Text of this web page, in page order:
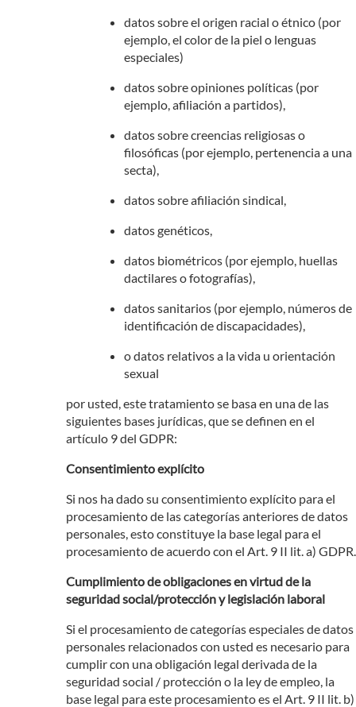
datos sobre el origen racial o étnico (por
ejemplo, el color de la piel o lenguas
especiales)
datos sobre opiniones políticas (por
ejemplo, afiliación a partidos),
datos sobre creencias religiosas o
filosóficas (por ejemplo, pertenencia a una
secta),
datos sobre afiliación sindical,
datos genéticos,
datos biométricos (por ejemplo, huellas
dactilares o fotografías),
datos sanitarios (por ejemplo, números de
identificación de discapacidades),
o datos relativos a la vida u orientación
sexual
por usted, este tratamiento se basa en una de las
siguientes bases jurídicas, que se definen en el
artículo 9 del GDPR:
Consentimiento explícito
Si nos ha dado su consentimiento explícito para el
procesamiento de las categorías anteriores de datos
personales, esto constituye la base legal para el
procesamiento de acuerdo con el Art. 9 II lit. a) GDPR.
Cumplimiento de obligaciones en virtud de la
seguridad social/protección y legislación laboral
Si el procesamiento de categorías especiales de datos
personales relacionados con usted es necesario para
cumplir con una obligación legal derivada de la
seguridad social / protección o la ley de empleo, la
base legal para este procesamiento es el Art. 9 II lit. b)